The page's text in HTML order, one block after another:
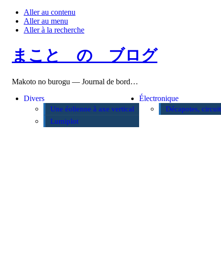
Aller au contenu
Aller au menu
Aller à la recherche
まこと の ブログ
Makoto no burogu — Journal de bord…
Divers
Une éolienne à axe vertical
Lumiplot
Électronique
Décapotes,